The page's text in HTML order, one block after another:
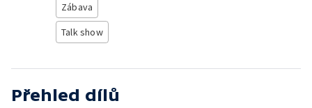
Zábava
Talk show
Přehled dílů